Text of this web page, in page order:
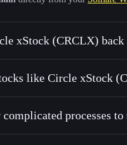
xStock (CRCLX)
swapped for
like Circle xStock
1:1 backed, on-
processes